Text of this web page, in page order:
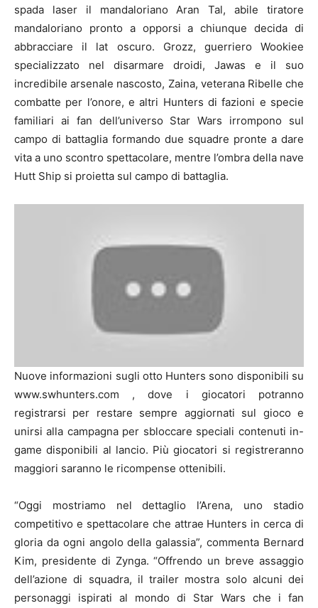
spada laser il mandaloriano Aran Tal, abile tiratore
mandaloriano pronto a opporsi a chiunque decida di
abbracciare il lat oscuro. Grozz, guerriero Wookiee
specializzato nel disarmare droidi, Jawas e il suo
incredibile arsenale nascosto, Zaina, veterana Ribelle che
combatte per l’onore, e altri Hunters di fazioni e specie
familiari ai fan dell’universo Star Wars irrompono sul
campo di battaglia formando due squadre pronte a dare
vita a uno scontro spettacolare, mentre l’ombra della nave
Hutt Ship si proietta sul campo di battaglia.
Nuove informazioni sugli otto Hunters sono disponibili su
www.swhunters.com , dove i giocatori potranno
registrarsi per restare sempre aggiornati sul gioco e
unirsi alla campagna per sbloccare speciali contenuti in-
game disponibili al lancio. Più giocatori si registreranno
maggiori saranno le ricompense ottenibili.
“Oggi mostriamo nel dettaglio l’Arena, uno stadio
competitivo e spettacolare che attrae Hunters in cerca di
gloria da ogni angolo della galassia”, commenta Bernard
Kim, presidente di Zynga. “Offrendo un breve assaggio
dell’azione di squadra, il trailer mostra solo alcuni dei
personaggi ispirati al mondo di Star Wars che i fan